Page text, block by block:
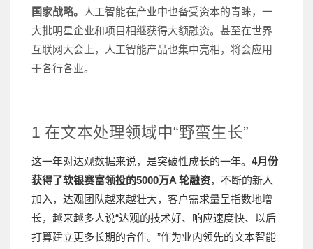
国家战略。
人工智能在产业中也备受资本的青睐，一
大批明星企业和项目相继获得大额融资。甚至在世界
互联网大会上，人工智能产品也集中亮相，将会应用
于各行各业。
1 在文本处理领域中“野蛮生长”
这一年对达观数据来说，是突破性成长的一年。 4月份
获得了软银赛富领投的5000万A 轮融资，不断的新人
加入，达观团队越来越壮大，客户需求量呈指数地增
长，越来越多人说“达观的技术好、响应速度快、以后
打算建立更多长期的合作。”作为业内领先的文本智能